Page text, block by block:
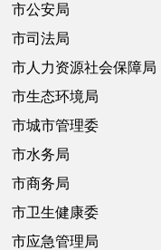
多语种
ENGLISH
DEUTSCH
ITALIANO
市公安局
市司法局
市人力资源社会保障局
市生态环境局
市城市管理委
市水务局
市商务局
市卫生健康委
市应急管理局